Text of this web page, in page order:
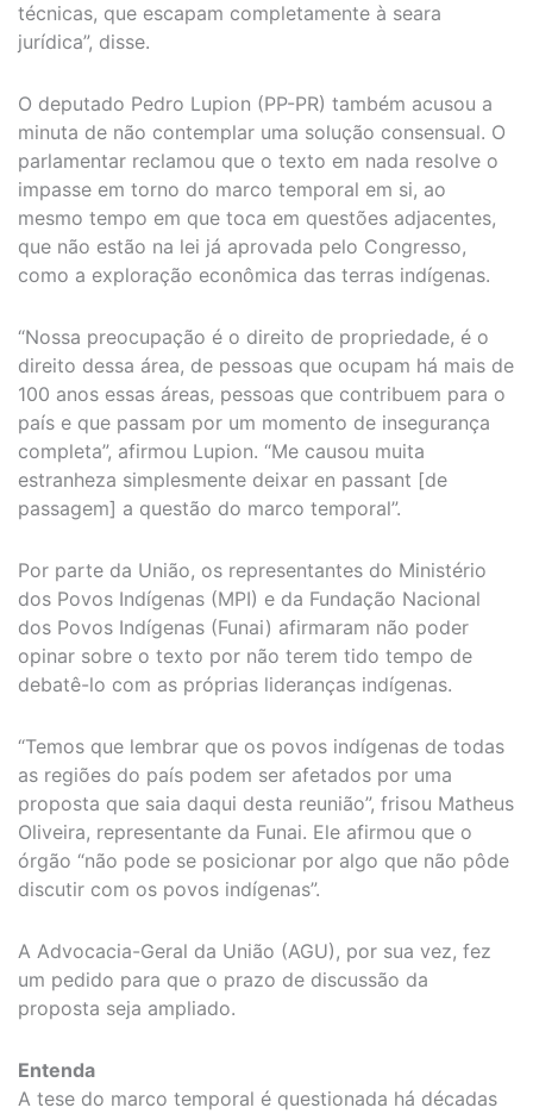
técnicas, que escapam completamente à seara
jurídica”, disse.
O deputado Pedro Lupion (PP-PR) também acusou a
minuta de não contemplar uma solução consensual. O
parlamentar reclamou que o texto em nada resolve o
impasse em torno do marco temporal em si, ao
mesmo tempo em que toca em questões adjacentes,
que não estão na lei já aprovada pelo Congresso,
como a exploração econômica das terras indígenas.
“Nossa preocupação é o direito de propriedade, é o
direito dessa área, de pessoas que ocupam há mais de
100 anos essas áreas, pessoas que contribuem para o
país e que passam por um momento de insegurança
completa”, afirmou Lupion. “Me causou muita
estranheza simplesmente deixar en passant [de
passagem] a questão do marco temporal”.
Por parte da União, os representantes do Ministério
dos Povos Indígenas (MPI) e da Fundação Nacional
dos Povos Indígenas (Funai) afirmaram não poder
opinar sobre o texto por não terem tido tempo de
debatê-lo com as próprias lideranças indígenas.
“Temos que lembrar que os povos indígenas de todas
as regiões do país podem ser afetados por uma
proposta que saia daqui desta reunião”, frisou Matheus
Oliveira, representante da Funai. Ele afirmou que o
órgão “não pode se posicionar por algo que não pôde
discutir com os povos indígenas”.
A Advocacia-Geral da União (AGU), por sua vez, fez
um pedido para que o prazo de discussão da
proposta seja ampliado.
Entenda
A tese do marco temporal é questionada há décadas